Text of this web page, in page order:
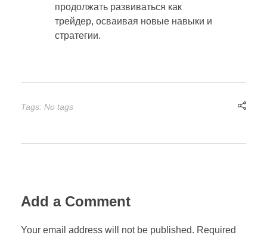
продолжать развиваться как
трейдер, осваивая новые навыки и
стратегии.
Tags: No tags
Add a Comment
Your email address will not be published. Required